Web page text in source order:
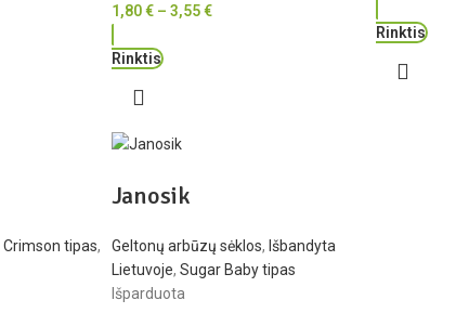
1,80€ – 3,55€
Rinktis
Rinktis
Crimson tipas,
Janosik
Geltonų arbūzų sėklos, Išbandyta
Lietuvoje, Sugar Baby tipas
Išparduota